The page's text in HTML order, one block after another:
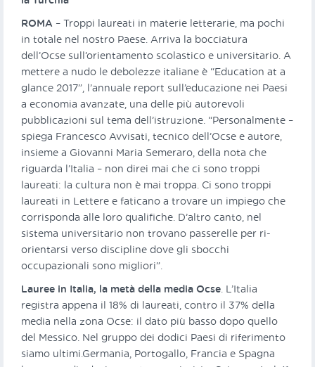
ROMA – Troppi laureati in materie letterarie, ma pochi
in totale nel nostro Paese. Arriva la bocciatura
dell’Ocse sull’orientamento scolastico e universitario. A
mettere a nudo le debolezze italiane è “Education at a
glance 2017”, l’annuale report sull’educazione nei Paesi
a economia avanzate, una delle più autorevoli
pubblicazioni sul tema dell’istruzione. “Personalmente –
spiega Francesco Avvisati, tecnico dell’Ocse e autore,
insieme a Giovanni Maria Semeraro, della nota che
riguarda l’Italia – non direi mai che ci sono troppi
laureati: la cultura non è mai troppa. Ci sono troppi
laureati in Lettere e faticano a trovare un impiego che
corrisponda alle loro qualifiche. D’altro canto, nel
sistema universitario non trovano passerelle per ri-
orientarsi verso discipline dove gli sbocchi
occupazionali sono migliori”.
Lauree in Italia, la metà della media Ocse. L’Italia
registra appena il 18% di laureati, contro il 37% della
media nella zona Ocse: il dato più basso dopo quello
del Messico. Nel gruppo dei dodici Paesi di riferimento
siamo ultimi.Germania, Portogallo, Francia e Spagna